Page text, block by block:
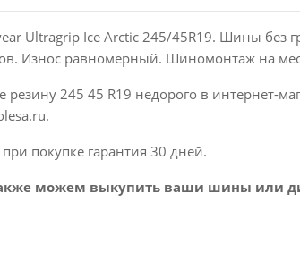
Ultragrip Ice Arctic 245/45R19. Шины без
Износ равномерный. Шиномонтаж на
резину 245 45 R19 недорого в интернет-
покупке гарантия 30 дней.
можем выкупить ваши шины или